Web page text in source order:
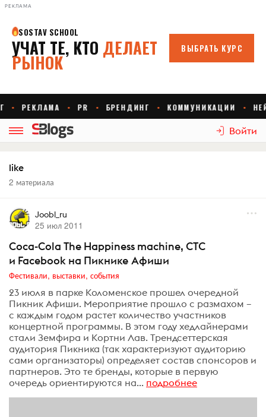
РЕКЛАМА
Войти
like
2 материала
Joobl_ru
25 июл 2011
Coca-Cola The Happiness machine, СТС
и Facebook на Пикнике Афиши
Фестивали, выставки, события
23 июля в парке Коломенское прошел очередной
Пикник Афиши. Мероприятие прошло с размахом –
с каждым годом растет количество участников
концертной программы. В этом году хедлайнерами
стали Земфира и Кортни Лав. Трендсеттерская
аудитория Пикника (так характеризуют аудиторию
сами организаторы) определяет состав спонсоров и
партнеров. Это те бренды, которые в первую
очередь ориентируются на... подробнее